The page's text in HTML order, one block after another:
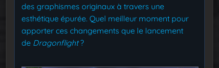
des graphismes originaux à travers une
esthétique épurée. Quel meilleur moment pour
apporter ces changements que le lancement
de Dragonflight?